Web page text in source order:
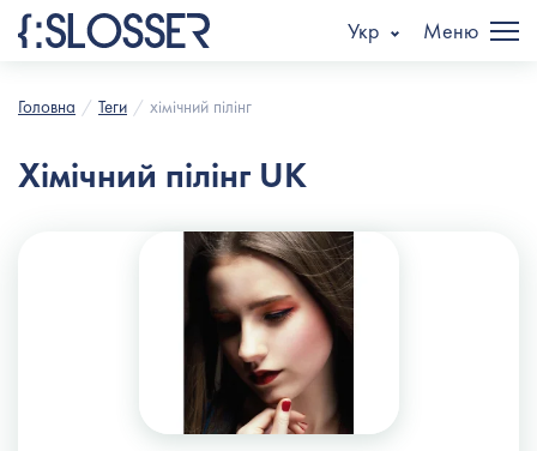
Укр Меню
Головна Теги хімічний пілінг
Хімічний пілінг UK